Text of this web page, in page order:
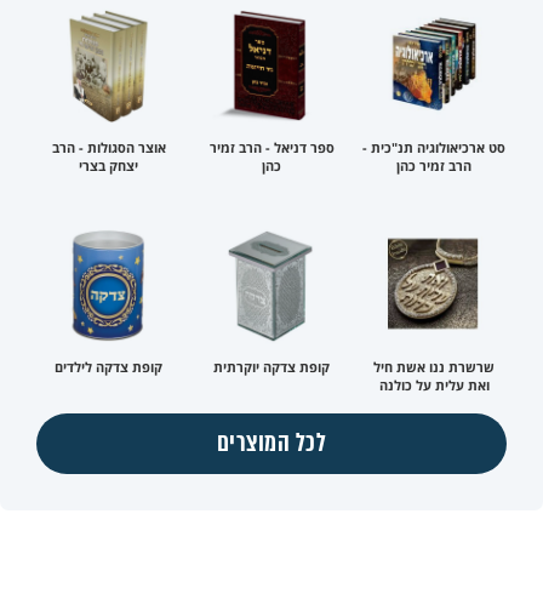
סט ארכיאולוגיה תנ"כית -
הרב זמיר כהן
ספר דניאל - הרב זמיר
כהן
אוצר הסגולות - הרב
יצחק בצרי
שרשרת ננו אשת חיל
ואת עלית על כולנה
קופת צדקה יוקרתית קופת צדקה לילדים
לכל המוצרים